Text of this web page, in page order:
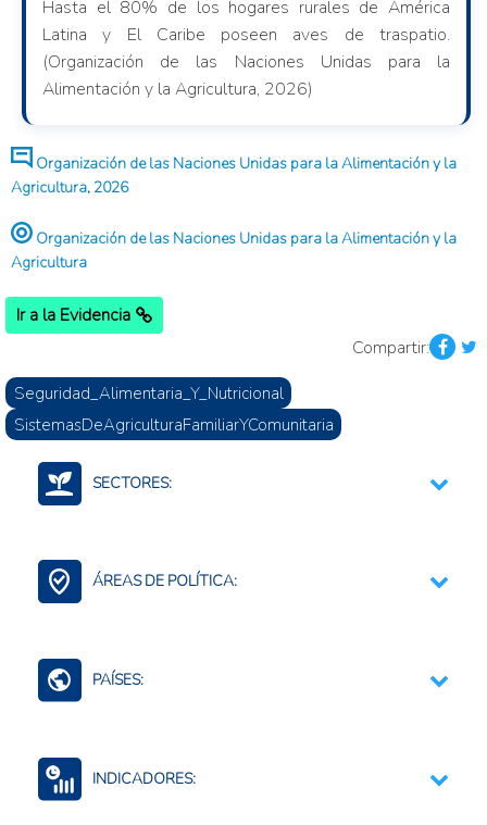
Hasta el 80% de los hogares rurales de América
Latina y El Caribe poseen aves de traspatio.
(Organización de las Naciones Unidas para la
Alimentación y la Agricultura, 2026)
Organización de las Naciones Unidas para la Alimentación y la
Agricultura, 2026
Organización de las Naciones Unidas para la Alimentación y la
Agricultura
Ir a la Evidencia
Compartir:
Seguridad_Alimentaria_Y_Nutricional
SistemasDeAgriculturaFamiliarYComunitaria
SECTORES:
Carne y productos de origen animal
Animales Vivos
ÁREAS DE POLÍTICA:
Medidas Sanitarias y Fitosanitarias
PAÍSES:
INDICADORES: